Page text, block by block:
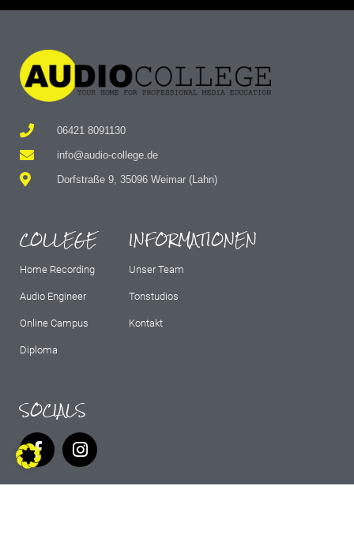
06421 8091130
info@audio-college.de
Dorfstraße 9, 35096 Weimar (Lahn)
COLLEGE
Home Recording
Audio Engineer
Online Campus
Diploma
INFORMATIONEN
Unser Team
Tonstudios
Kontakt
SOCIALS